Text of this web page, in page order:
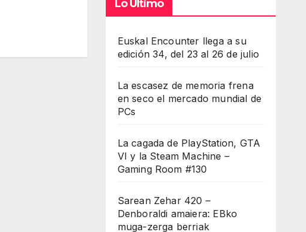
Lo Último
Euskal Encounter llega a su
edición 34, del 23 al 26 de julio
La escasez de memoria frena
en seco el mercado mundial de
PCs
La cagada de PlayStation, GTA
VI y la Steam Machine –
Gaming Room #130
Sarean Zehar 420 –
Denboraldi amaiera: EBko
muga-zerga berriak